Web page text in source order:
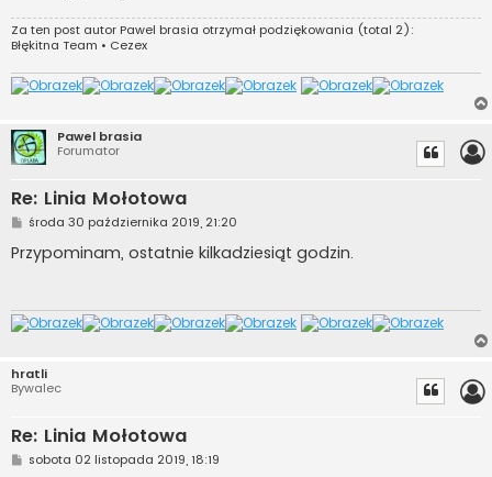
Za ten post autor Pawel brasia otrzymał podziękowania (total 2):
Błękitna Team • Cezex
Pawel brasia
Forumator
Re: Linia Mołotowa
P
s
t
środa 30 października 2019, 21:20
Przypominam, ostatnie kilkadziesiąt godzin.
hratli
Bywalec
Re: Linia Mołotowa
Psobota 02 listopada 2019, 18:19